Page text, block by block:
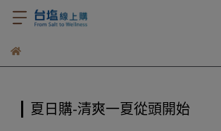
夏日購-清爽一夏從頭開始